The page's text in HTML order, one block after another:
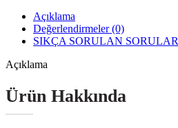
Açıklama
Değerlendirmeler (0)
SIKÇA SORULAN SORULAR
Açıklama
Ürün Hakkında